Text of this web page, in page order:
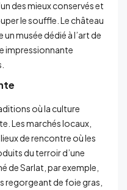
des mieux conservés et
le souffle. Le château
musée dédié à l’art de
impressionnante
où la culture
Les marchés locaux,
de rencontre où les
du terroir d’une
de Sarlat, par exemple,
regorgeant de foie gras,